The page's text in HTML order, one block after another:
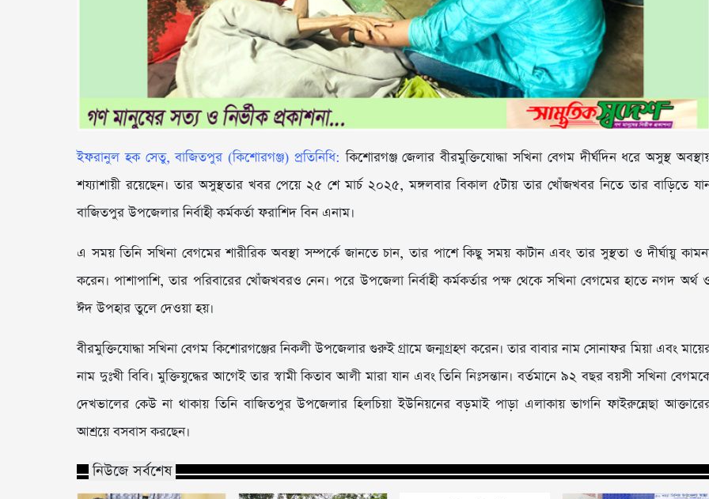
ইফরানুল হক সেতু, বাজিতপুর (কিশোরগঞ্জ) প্রতিনিধি: কিশোরগঞ্জ জেলার বীরমুক্তিযোদ্ধা সখিনা বেগম দীর্ঘদিন ধরে অসুস্থ
শয্যাশায়ী রয়েছেন। তার অসুস্থতার খবর পেয়ে ২৫ শে মার্চ ২০২৫, মঙ্গলবার বিকাল ৫টায় তার খোঁজখবর নিতে তার বাড়িতে
বাজিতপুর উপজেলার নির্বাহী কর্মকর্তা ফরাশিদ বিন এনাম।
এ সময় তিনি সখিনা বেগমের শারীরিক অবস্থা সম্পর্কে জানতে চান, তার পাশে কিছু সময় কাটান এবং তার সুস্থতা ও দীর্ঘায়ু
করেন। পাশাপাশি, তার পরিবারের খোঁজখবরও নেন। পরে উপজেলা নির্বাহী কর্মকর্তার পক্ষ থেকে সখিনা বেগমের হাতে নগদ অর্থ
ঈদ উপহার তুলে দেওয়া হয়।
বীরমুক্তিযোদ্ধা সখিনা বেগম কিশোরগঞ্জের নিকলী উপজেলার গুরুই গ্রামে জন্মগ্রহণ করেন। তার বাবার নাম সোনাফর মিয়া এবং
নাম দুঃখী বিবি। মুক্তিযুদ্ধের আগেই তার স্বামী কিতাব আলী মারা যান এবং তিনি নিঃসন্তান। বর্তমানে ৯২ বছর বয়সী সখিনা
দেখভালের কেউ না থাকায় তিনি বাজিতপুর উপজেলার হিলচিয়া ইউনিয়নের বড়মাই পাড়া এলাকায় ভাগনি ফাইরুন্নেছা
আশ্রয়ে বসবাস করছেন।
নিউজে সর্বশেষ